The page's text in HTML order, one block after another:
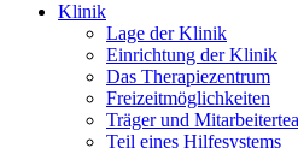
Klinik
Lage der Klinik
Einrichtung der Klinik
Das Therapiezentrum
Freizeitmöglichkeiten
Träger und
Teil eines Hilfesystems